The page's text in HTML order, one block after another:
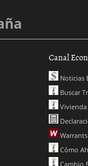
Canal
Noticias
Buscar
Vivienda
Warrants
Cómo
Cambio